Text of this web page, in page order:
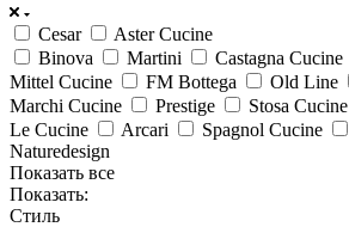
Cesar
Aster Cucine
Binova
Martini Castagna Cucine
Mittel Cucine
FM Bottega Old Line
Marchi Cucine
Prestige Stosa Cucine
Le Cucine
Arcari Spagnol Cucine
Naturedesign
Показать все
Показать:
Стиль